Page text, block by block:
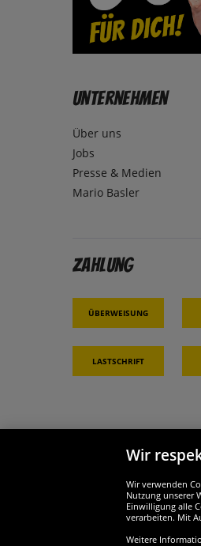
Unternehmen
Über uns
Jobs
Presse & Medien
Mario Basler
Zahlung
Überweisung
Lastschrift
Partner &
Wir
Wir verwenden
Nutzung unserer
Einwilligung alle
verarbeiten. Mit
Weitere